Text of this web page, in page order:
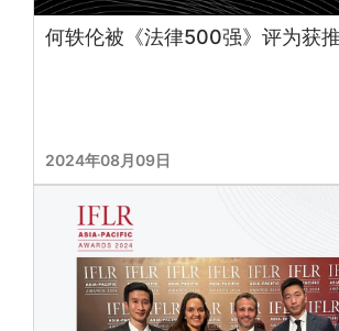
何轶伦被《法律500强》评为获
2024年08月09日